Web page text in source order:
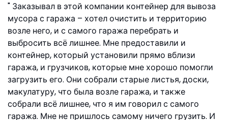
Заказывал в этой компании контейнер для вывоза
мусора с гаража – хотел очистить и территорию
возле него, и с самого гаража перебрать и
выбросить всё лишнее. Мне предоставили и
контейнер, который установили прямо вблизи
гаража, и грузчиков, которые мне хорошо помогли
загрузить его. Они собрали старые листья, доски,
макулатуру, что была возле гаража, и также
собрали всё лишнее, что я им говорил с самого
гаража. Мне не пришлось самому ничего грузить. И